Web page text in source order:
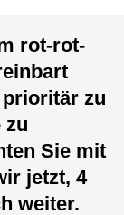
rot-rot-
prioritär zu
zu
Sie mit
jetzt, 4
weiter.